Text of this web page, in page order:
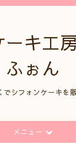
ーキ工
ふぉん
でシフォンケーキを
メニュー